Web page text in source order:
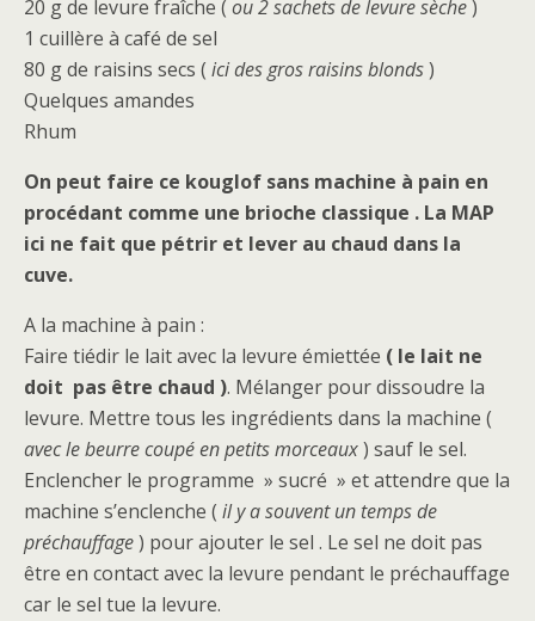
20 g de levure fraîche ( ou 2 sachets de levure sèche)
1 cuillère à café de sel
80 g de raisins secs ( ici des gros raisins blonds)
Quelques amandes
Rhum
On peut faire ce kouglof sans machine à pain en
procédant comme une brioche classique . La MAP
ici ne fait que pétrir et lever au chaud dans la
cuve.
A la machine à pain :
Faire tiédir le lait avec la levure émiettée ( le lait ne
doit pas être chaud ). Mélanger pour dissoudre la
levure. Mettre tous les ingrédients dans la machine (
avec le beurre coupé en petits morceaux) sauf le sel.
Enclencher le programme » sucré » et attendre que la
machine s’enclenche ( il y a souvent un temps de
préchauffage) pour ajouter le sel . Le sel ne doit pas
être en contact avec la levure pendant le préchauffage
car le sel tue la levure.